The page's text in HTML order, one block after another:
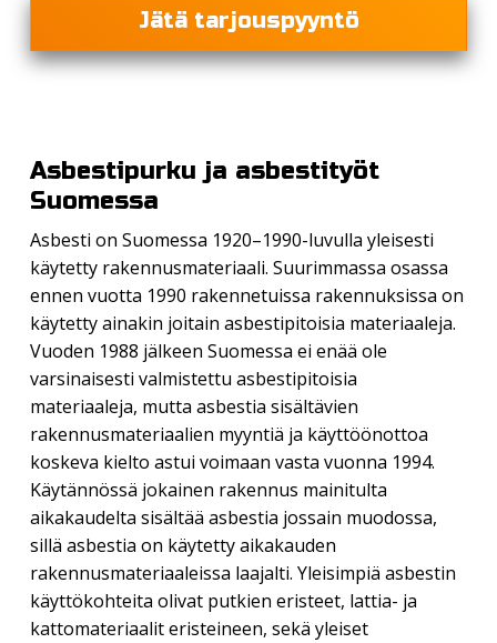
Jätä tarjouspyyntö
Asbestipurku ja asbestityöt
Suomessa
Asbesti on Suomessa 1920–1990-luvulla yleisesti
käytetty rakennusmateriaali. Suurimmassa osassa
ennen vuotta 1990 rakennetuissa rakennuksissa on
käytetty ainakin joitain asbestipitoisia materiaaleja.
Vuoden 1988 jälkeen Suomessa ei enää ole
varsinaisesti valmistettu asbestipitoisia
materiaaleja, mutta asbestia sisältävien
rakennusmateriaalien myyntiä ja käyttöönottoa
koskeva kielto astui voimaan vasta vuonna 1994.
Käytännössä jokainen rakennus mainitulta
aikakaudelta sisältää asbestia jossain muodossa,
sillä asbestia on käytetty aikakauden
rakennusmateriaaleissa laajalti. Yleisimpiä asbestin
käyttökohteita olivat putkien eristeet, lattia- ja
kattomateriaalit eristeineen, sekä yleiset